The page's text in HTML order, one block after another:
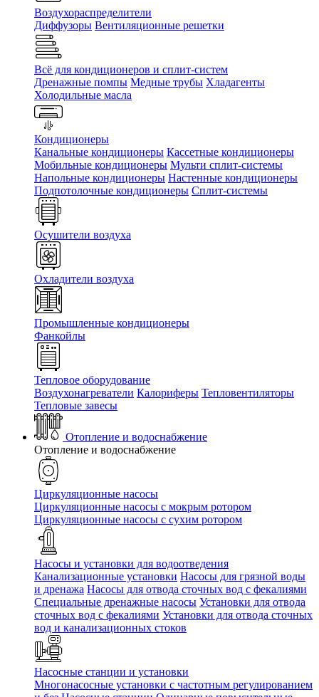
Воздухораспределители
Диффузоры Вентиляционные решетки
Всё для кондиционеров и сплит-систем
Дренажные помпы Медные трубы Хладагенты
Холодильные масла
Кондиционеры
Канальные кондиционеры Кассетные кондиционеры
Мобильные кондиционеры Мульти сплит-системы
Напольные кондиционеры Настенные кондиционеры
Подпотолочные кондиционеры Сплит-системы
Осушители воздуха
Охладители воздуха
Промышленные кондиционеры
Фанкойлы
Тепловое оборудование
Воздухонагреватели Калориферы Тепловентиляторы
Тепловые завесы
Отопление и водоснабжение
Отопление и водоснабжение
Циркуляционные насосы
Циркуляционные насосы с мокрым ротором
Циркуляционные насосы с сухим ротором
Насосы и установки для водоотведения
Канализационные установки Насосы для грязной воды
и дренажа Насосы для отвода сточных вод c фекалиями
Специальные дренажные насосы Установки для отвода
сточных вод c фекалиями Установки для отвода сточных
вод и канализационных стоков
Насосные станции и установки
Многонасосные установки с частотным регулированием